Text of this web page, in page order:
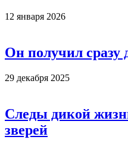
12 января 2026
Он получил сразу
29 декабря 2025
Следы дикой
зверей